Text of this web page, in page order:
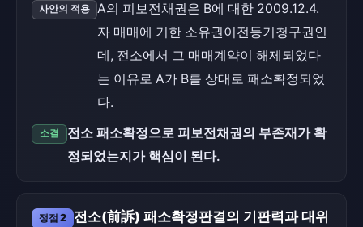
사안의 적용
A의 피보전채권은 B에 대한 2009.12.4.
자 매매에 기한 소유권이전등기청구권인
데, 전소에서 그 매매계약이 해제되었다
는 이유로 A가 B를 상대로 패소확정되었
다.
소결
전소 패소확정으로 피보전채권의 부존재가 확
정되었는지가 핵심이 된다.
쟁점 2
전소(前訴) 패소확정판결의 기판력과 대위